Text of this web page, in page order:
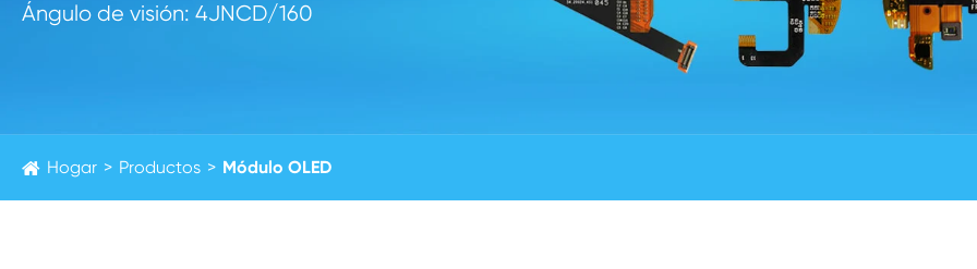
Ángulo de visión: 4JNCD/160
Hogar Productos Módulo OLED